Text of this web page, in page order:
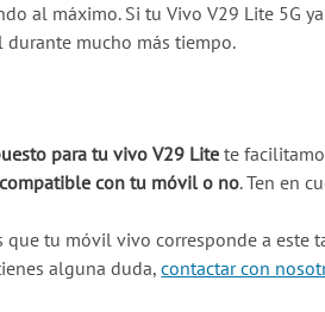
al máximo. Si tu Vivo V29 Lite 5G
mucho más tiempo.
para tu vivo V29 Lite te
con tu móvil o no. Ten en
que tu móvil vivo corresponde a este
alguna duda,contactar con